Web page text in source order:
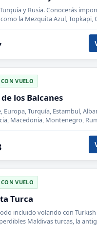
y Rusia. Conocerás
la Mezquita Azul, Topkapi,
VUELO
los Balcanes
Europa, Turquía, Estambul,
Macedonia, Montenegro,
Sibiu, Brasov, Trogir, Kotor,
VUELO
Turca
incluido volando con Turkish
Maldivas turcas, la